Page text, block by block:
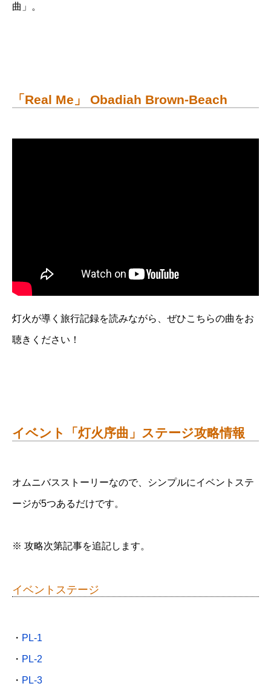
曲」。
「Real Me」 Obadiah Brown-Beach
灯火が導く旅行記録を読みながら、ぜひこちらの曲をお
聴きください！
イベント「灯火序曲」ステージ攻略情報
オムニバスストーリーなので、シンプルにイベントステ
ージが5つあるだけです。
※ 攻略次第記事を追記します。
イベントステージ
・ PL-1
・ PL-2
・ PL-3